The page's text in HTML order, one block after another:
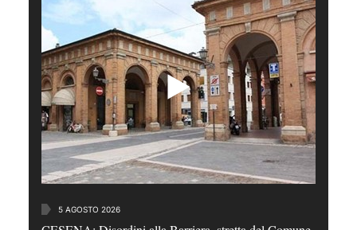
5 AGOSTO 2026